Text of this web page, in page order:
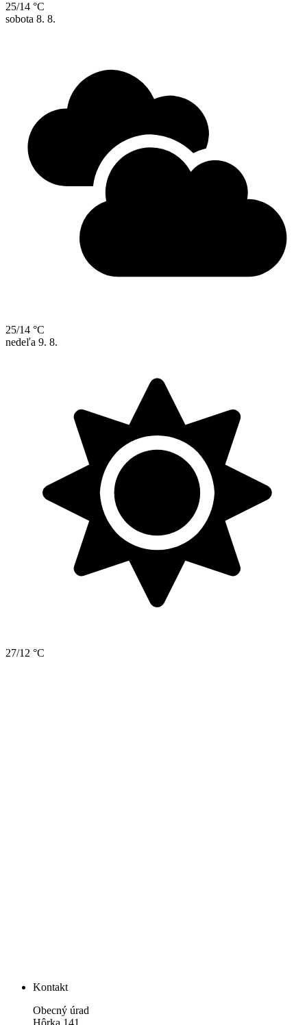
25/14 °C
sobota 8. 8.
25/14 °C
nedeľa 9. 8.
27/12 °C
Kontakt
Obecný úrad